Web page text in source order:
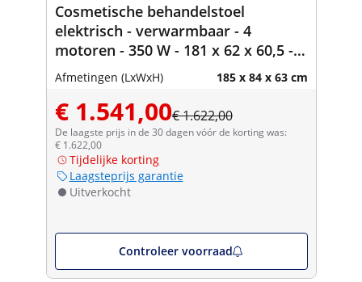
Cosmetische behandelstoel
elektrisch - verwarmbaar - 4
motoren - 350 W - 181 x 62 x 60,5 -
80,5 cm - 200 kg - wit/goud
Afmetingen (LxWxH) 185 x 84 x 63 cm
€ 1.541,00€ 1.622,00
De laagste prijs in de 30 dagen vóór de korting was:
€ 1.622,00
Tijdelijke korting
Laagsteprijs garantie
Uitverkocht
Controleer voorraad